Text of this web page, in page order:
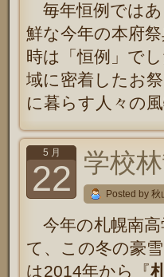
毎年恒例ではあ
鮮な今年の本府
時は「恒例」で
域に密着したお
に暮らす人々の風
5 月
22 学校
Posted by 秋
今年の札幌南高
て、この冬の豪
は2014年から『